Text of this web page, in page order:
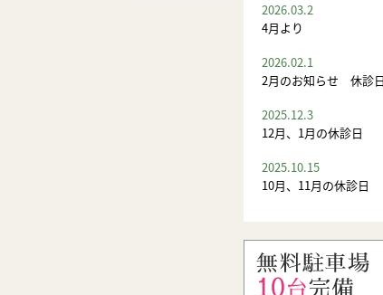
2026.03.2
4月より
2026.02.1
2月のお知らせ 休診日
2025.12.3
12月、1月の休診日
2025.10.15
10月、11月の休診日